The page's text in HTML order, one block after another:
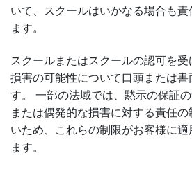
いて、スクールはいかなる場合も
ます。
スクールまたはスクールの認可を
損害の可能性について口頭または書
す。 一部の法域では、黙示の保証
または偶発的な損害に対する責任
いため、これらの制限がお客様に適
ます。